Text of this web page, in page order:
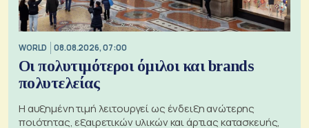
WORLD 08.08.2026, 07:00
Οι πολυτιμότεροι όμιλοι και brands
πολυτελείας
Η αυξημένη τιμή λειτουργεί ως ένδειξη ανώτερης
ποιότητας, εξαιρετικών υλικών και άρτιας κατασκευής,